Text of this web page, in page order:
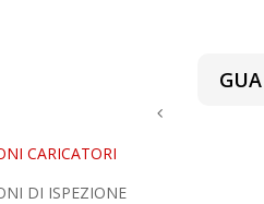
CARICATORI
DI ISPEZIONE